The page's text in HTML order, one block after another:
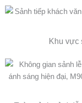
Khu vực